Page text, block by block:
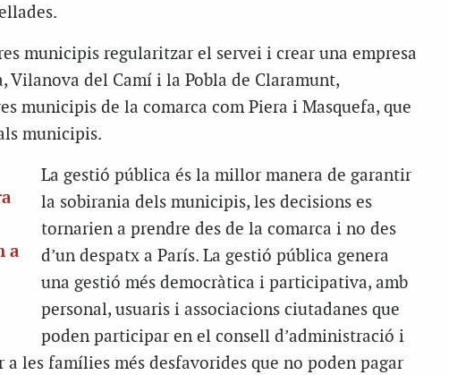
municipis regularitzar el servei i crear una empresa
Vilanova del Camí i la Pobla de Claramunt,
municipis de la comarca com Piera i Masquefa, que
municipis.
a
La gestió pública és la millor manera de garantir
la sobirania dels municipis, les decisions es
tornarien a prendre des de la comarca i no des
d’un despatx a París. La gestió pública genera
una gestió més democràtica i participativa, amb
personal, usuaris i associacions ciutadanes que
poden participar en el consell d’administració i
a les famílies més desfavorides que no poden pagar